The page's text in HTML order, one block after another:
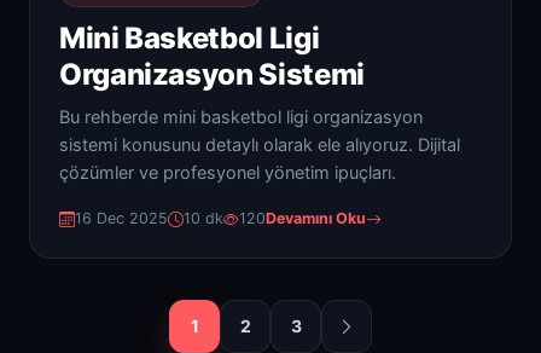
Mini Basketbol Ligi
Organizasyon Sistemi
Bu rehberde mini basketbol ligi organizasyon
sistemi konusunu detaylı olarak ele alıyoruz. Dijital
çözümler ve profesyonel yönetim ipuçları.
16 Dec 2025 10 dk 120Devamını Oku
1 2 3